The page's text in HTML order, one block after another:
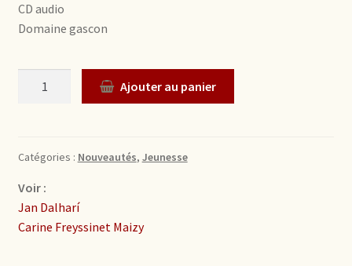
CD audio
Domaine gascon
Ajouter au panier
Catégories : Nouveautés, Jeunesse
Voir :
Jan Dalharí
Carine Freyssinet Maizy